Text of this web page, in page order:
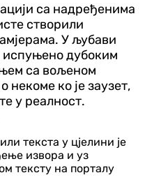
са надређенима
створили
У љубави
испуњено дубоким
са вољеном
некоме ко је заузет,
у реалност.
текста у цјелини је
извора и уз
тексту на порталу